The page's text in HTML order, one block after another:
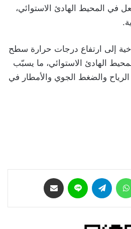
في المحيط الهادئ الاستوائي،
إلى ارتفاع درجات حرارة سطح
الهادئ الاستوائي، ما يسبّب
والضغط الجوي والأمطار في
واتساب تيلقرام لاين